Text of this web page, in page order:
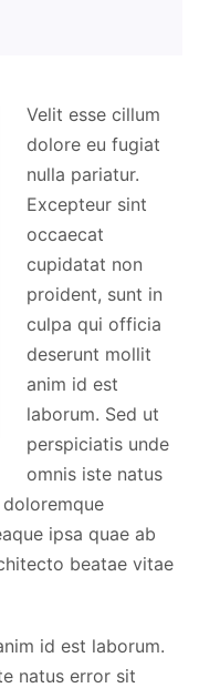
Velit esse cillum
dolore eu fugiat
nulla pariatur.
Excepteur sint
occaecat
cupidatat non
proident, sunt in
culpa qui officia
deserunt mollit
anim id est
laborum. Sed ut
perspiciatis unde
omnis iste natus
ipsa quae ab
beatae vitae
id est laborum.
natus error sit